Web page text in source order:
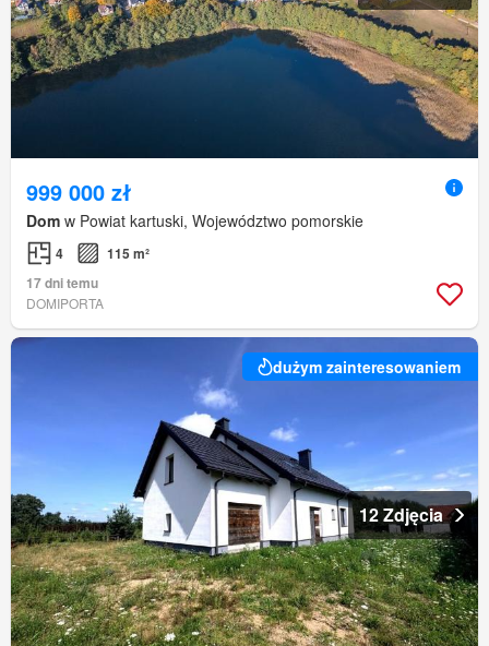
999 000 zł
Dom w Powiat kartuski, Województwo pomorskie
4
115 m²
17 dni temu
DOMIPORTA
dużym zainteresowaniem
12 Zdjęcia